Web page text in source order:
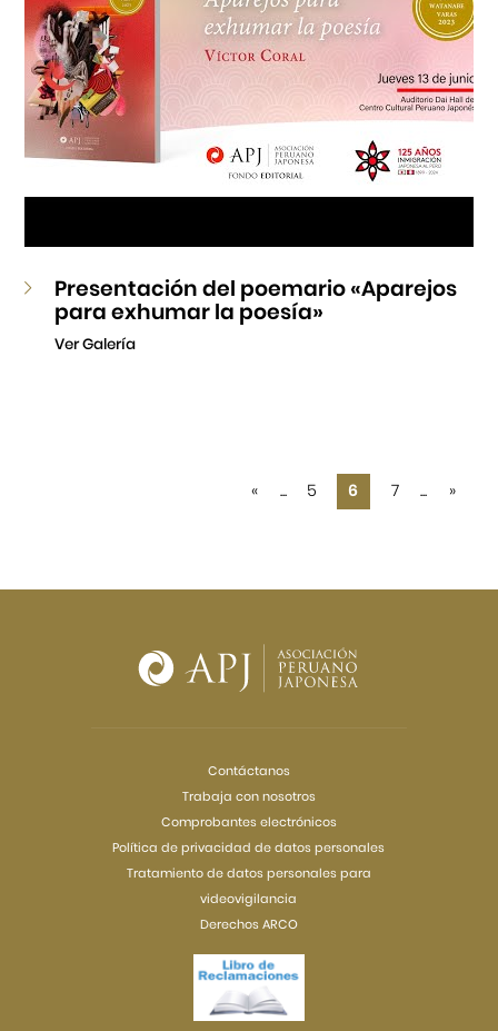
Presentación del poemario «Aparejos
para exhumar la poesía»
Ver Galería
« ... 5 6 7 ... »
Contáctanos
Trabaja con nosotros
Comprobantes electrónicos
Política de privacidad de datos personales
Tratamiento de datos personales para
videovigilancia
Derechos ARCO